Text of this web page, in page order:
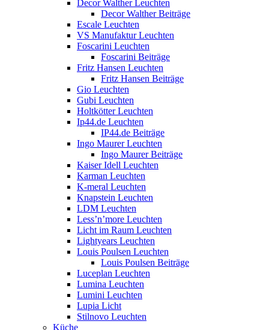
Decor Walther Leuchten
Decor Walther Beiträge
Escale Leuchten
VS Manufaktur Leuchten
Foscarini Leuchten
Foscarini Beiträge
Fritz Hansen Leuchten
Fritz Hansen Beiträge
Gio Leuchten
Gubi Leuchten
Holtkötter Leuchten
Ip44.de Leuchten
IP44.de Beiträge
Ingo Maurer Leuchten
Ingo Maurer Beiträge
Kaiser Idell Leuchten
Karman Leuchten
K-meral Leuchten
Knapstein Leuchten
LDM Leuchten
Less’n’more Leuchten
Licht im Raum Leuchten
Lightyears Leuchten
Louis Poulsen Leuchten
Louis Poulsen Beiträge
Luceplan Leuchten
Lumina Leuchten
Lumini Leuchten
Lupia Licht
Stilnovo Leuchten
Küche